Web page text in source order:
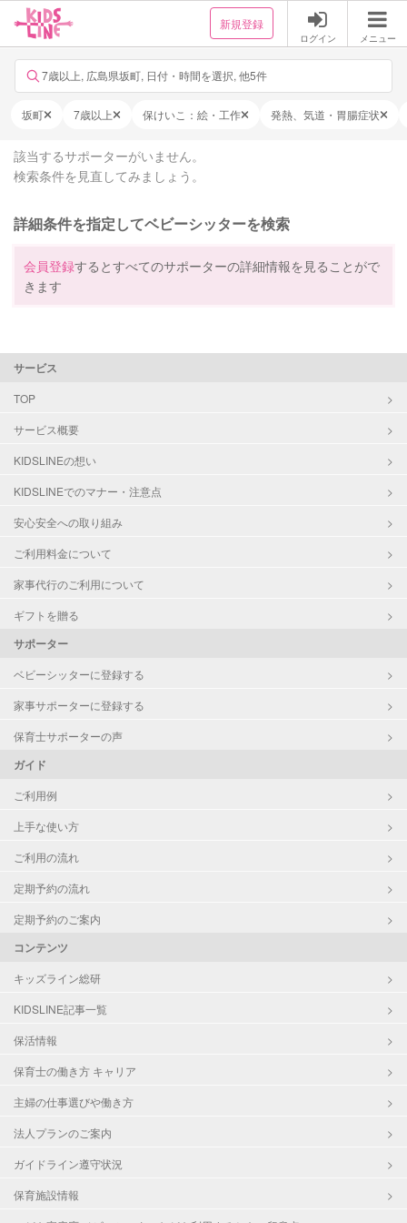
新規登録
ログイン メニュー
7歳以上, 広島県坂町, 日付・時間を選択, 他5件
坂町 7歳以上 保けいこ：絵・工作 発熱、気道・胃腸症状
該当するサポーターがいません。
検索条件を見直してみましょう。
詳細条件を指定してベビーシッターを検索
会員登録するとすべてのサポーターの詳細情報を見ることがで
きます
サービス
TOP
サービス概要
KIDSLINEの想い
KIDSLINEでのマナー・注意点
安心安全への取り組み
ご利用料金について
家事代行のご利用について
ギフトを贈る
サポーター
ベビーシッターに登録する
家事サポーターに登録する
保育士サポーターの声
ガイド
ご利用例
上手な使い方
ご利用の流れ
定期予約の流れ
定期予約のご案内
コンテンツ
キッズライン総研
KIDSLINE記事一覧
保活情報
保育士の働き方 キャリア
主婦の仕事選びや働き方
法人プランのご案内
ガイドライン遵守状況
保育施設情報